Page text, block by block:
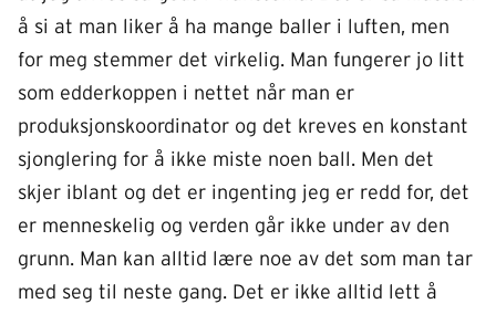
å si at man liker å ha mange baller i luften, men
for meg stemmer det virkelig. Man fungerer jo litt
som edderkoppen i nettet når man er
produksjonskoordinator og det kreves en konstant
sjonglering for å ikke miste noen ball. Men det
skjer iblant og det er ingenting jeg er redd for, det
er menneskelig og verden går ikke under av den
grunn. Man kan alltid lære noe av det som man tar
med seg til neste gang. Det er ikke alltid lett å